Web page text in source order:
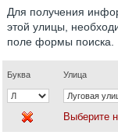
Для получения
этой улицы,
поле формы поиска.
Буква Улица
Выберите